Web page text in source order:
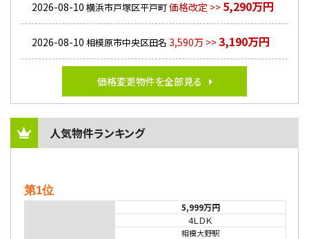
2026-08-10 横浜市戸塚区平戸町価格改定 >> 5,290万円
2026-08-10 相模原市中央区田名 3,590万 >>3,190万円
価格変更物件を全部見る
人気物件ランキング
第1位
5,999万円
4ＬＤＫ
相模大野駅